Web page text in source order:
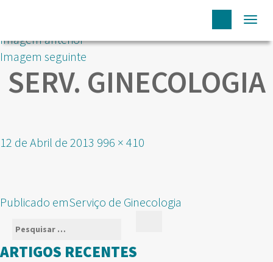
Imagem anterior
Imagem seguinte
SERV. GINECOLOGIA
Publicado
12 de Abril de 2013 Tamanho
996 × 410
NAVEGAÇÃO
ARTIGOS
Publicado emServiço de Ginecologia
Pesquisar
por:
ARTIGOS RECENTES